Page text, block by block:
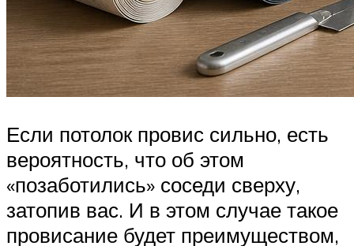
Если потолок провис сильно, есть
вероятность, что об этом
«позаботились» соседи сверху,
затопив вас. И в этом случае такое
провисание будет преимуществом,